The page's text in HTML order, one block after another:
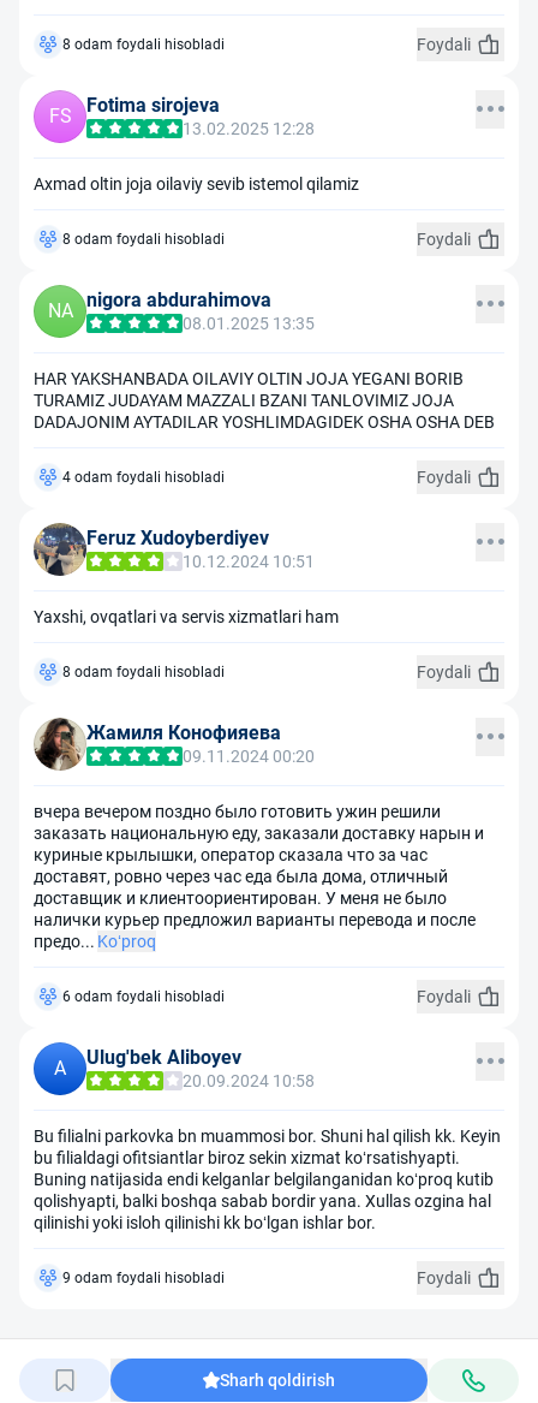
Foydali
8 odam foydali hisobladi
FS Fotima sirojeva
13.02.2025 12:28
Axmad oltin joja oilaviy sevib istemol qilamiz
Foydali
8 odam foydali hisobladi
NA nigora abdurahimova
08.01.2025 13:35
HAR YAKSHANBADA OILAVIY OLTIN JOJA YEGANI BORIB
TURAMIZ JUDAYAM MAZZALI BZANI TANLOVIMIZ JOJA
DADAJONIM AYTADILAR YOSHLIMDAGIDEK OSHA OSHA DEB
Foydali
4 odam foydali hisobladi
Feruz Xudoyberdiyev
10.12.2024 10:51
Yaxshi, ovqatlari va servis xizmatlari ham
Foydali
8 odam foydali hisobladi
Жамиля Конофияева
09.11.2024 00:20
вчера вечером поздно было готовить ужин решили
заказать национальную еду, заказали доставку нарын и
куриные крылышки, оператор сказала что за час
доставят, ровно через час еда была дома, отличный
доставщик и клиентоориентирован. У меня не было
налички курьер предложил варианты перевода и после
предо... Ko‘proq
Foydali
6 odam foydali hisobladi
A Ulug'bek Aliboyev
20.09.2024 10:58
Bu filialni parkovka bn muammosi bor. Shuni hal qilish kk. Keyin
bu filialdagi ofitsiantlar biroz sekin xizmat koʻrsatishyapti.
Buning natijasida endi kelganlar belgilanganidan koʻproq kutib
qolishyapti, balki boshqa sabab bordir yana. Xullas ozgina hal
qilinishi yoki isloh qilinishi kk boʻlgan ishlar bor.
Foydali
9 odam foydali hisobladi
Sharh qoldirish